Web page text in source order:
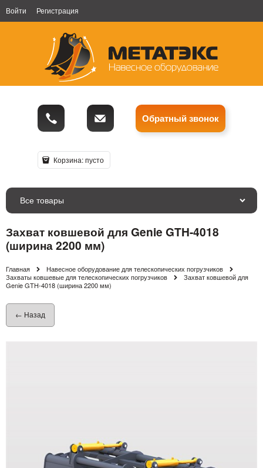
Войти Регистрация
Обратный звонок
Корзина:пусто
Все товары
Захват ковшевой для Genie GTH-4018
(ширина 2200 мм)
Главная
Навесное оборудование для телескопических погрузчиков
Захваты ковшевые для телескопических погрузчиков
Захват ковшевой для
Genie GTH-4018 (ширина 2200 мм)
← Назад